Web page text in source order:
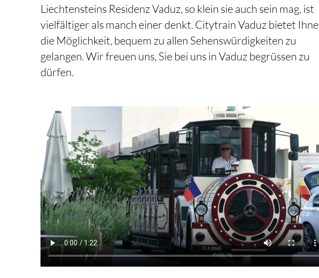
Liechtensteins Residenz Vaduz, so klein sie auch sein mag, ist
vielfältiger als manch einer denkt. Citytrain Vaduz bietet
die Möglichkeit, bequem zu allen Sehenswürdigkeiten zu
gelangen. Wir freuen uns, Sie bei uns in Vaduz begrüssen zu
dürfen.